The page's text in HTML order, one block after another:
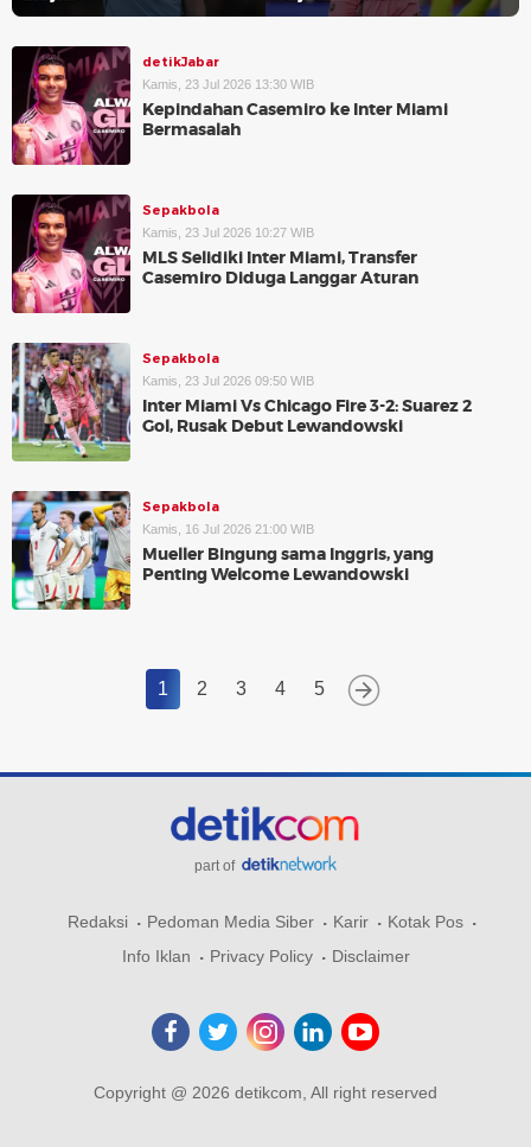
detikJabar
Kamis, 23 Jul 2026 13:30 WIB
Kepindahan Casemiro ke Inter Miami
Bermasalah
Sepakbola
Kamis, 23 Jul 2026 10:27 WIB
MLS Selidiki Inter Miami, Transfer
Casemiro Diduga Langgar Aturan
Sepakbola
Kamis, 23 Jul 2026 09:50 WIB
Inter Miami Vs Chicago Fire 3-2: Suarez 2
Gol, Rusak Debut Lewandowski
Sepakbola
Kamis, 16 Jul 2026 21:00 WIB
Mueller Bingung sama Inggris, yang
Penting Welcome Lewandowski
1 2 3 4 5
part of
Redaksi Pedoman Media Siber Karir
Kotak Pos
Info Iklan
Privacy Policy Disclaimer
Copyright @ 2026 detikcom, All right reserved